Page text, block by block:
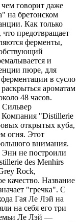
говорит даже
на бретонском
Как только
предотвращает
ферменты,
и
пюре, для
в сусло
ароматам
48 часов.
Компания "Distillerie
открытых куба,
огня. Этот
внимания.
не построили
des Menhirs
Rock,
качество. Название
"гречка". С
Гая Ле Лэй на
на себя его три
Ле Лэй —